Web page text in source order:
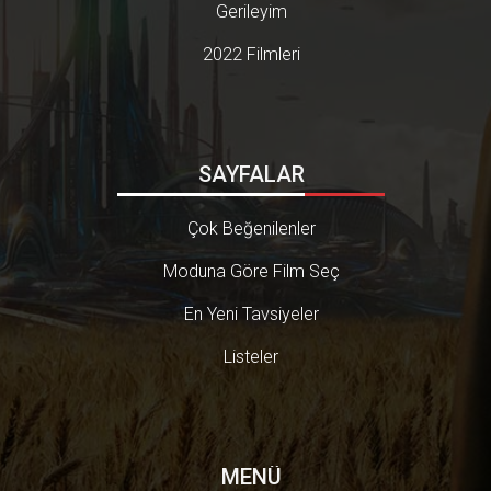
alan-7-etkileyici-film-onerisi-780x439.jpg[/RESIM]Adolf Hitler'in son g
[RESIM]https://www.kaanintavsiyesi.com/pictures/kesfet/55/29/iki
nci-dunya-savasini-konu-alan-7-etkileyici-film-onerisi-780x439.jpg[/R
rini izliyoruz. Filme Git ► 7. İkinci dünya savaşının hüzünlü taraflarını
ele alan film "The Boy in the Striped Pyjamas" ise listemdeki son 2. d
ünya savaşı film önerim...[RESIM]https://www.kaanintavsiyesi.com/
pictures/kesfet/55/70/ikinci-dunya-savasini-konu-alan-7-etkileyici-fil
m-onerisi-780x439.jpg[/RESIM]Bu etkileyici film ise gözünüzden birk
aç damla yaş düşürebilir. Aklınızdan yıllarca çıkmayacağı kesin... Fil
m/pictures/kesfet/55/69/ikinci-dunya-savasini-konu-alan-7-etkileyic
i-film-onerisi-780x439.jpg[/RESIM]Bu film ise gerçekten yaşanmış ola
yları işliyor ve kesinlikle izleyiciyi etkilemeyi başarıyor. Filme Git ► ● B
unlar kesmediyse hemen aşağıdaki butona tıklayarak modunuza gör
e film önerisi bulabilirsiniz![RESIM]https://www.kaanintavsiyesi.com/
Gerileyim
2022 Filmleri
SAYFALAR
Çok Beğenilenler
Moduna Göre Film Seç
En Yeni Tavsiyeler
Listeler
MENÜ